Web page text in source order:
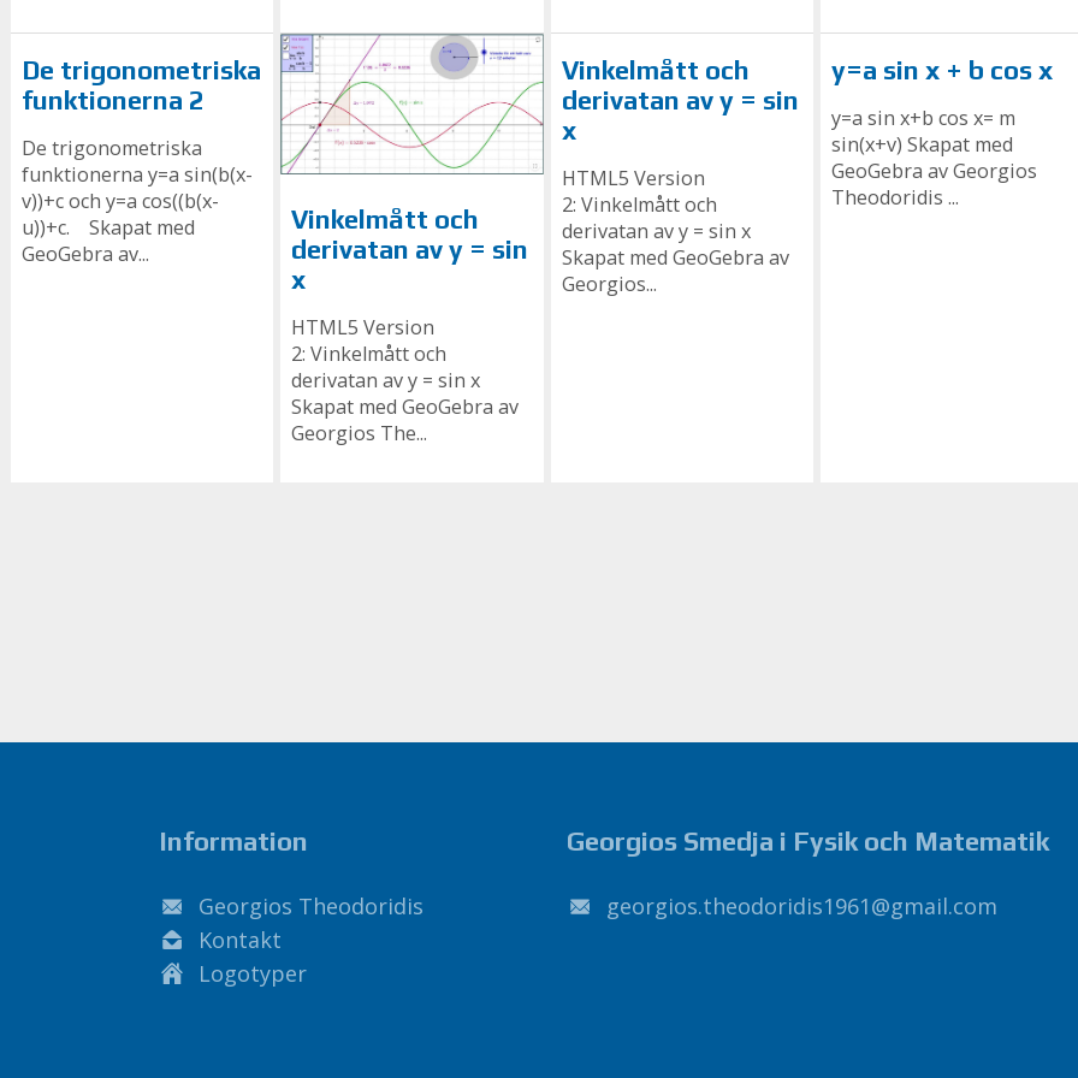
De trigonometriska
funktionerna 2
De trigonometriska
funktionerna y=a sin(b(x-
v))+c och y=a cos((b(x-
u))+c. Skapat med
GeoGebra av...
Vinkelmått och
derivatan av y = sin
x
HTML5 Version
2: Vinkelmått och
derivatan av y = sin x
Skapat med GeoGebra av
Georgios The...
Vinkelmått och
derivatan av y = sin
x
HTML5 Version
2: Vinkelmått och
derivatan av y = sin x
Skapat med GeoGebra av
Georgios...
y=a sin x + b cos x
y=a sin x+b cos x= m
sin(x+v) Skapat med
GeoGebra av Georgios
Theodoridis ...
Information
Georgios Theodoridis
Kontakt
Logotyper
Georgios Smedja i Fysik och Matematik
moc
.
liamg
@
1691sidirodoeht.soigroeg